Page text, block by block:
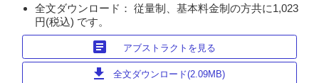
全文ダウンロード： 従量制、基本料金制の方共に1,023
円(税込) です。
article アブストラクトを見る
download 全文ダウンロード(2.09MB)